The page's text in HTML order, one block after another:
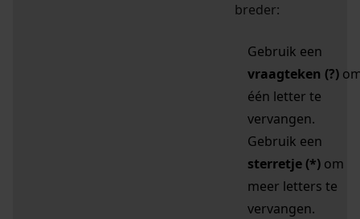
breder:
Gebruik een
vraagteken (?)
één letter te
vervangen.
Gebruik een
sterretje (*) om
meer letters te
vervangen.